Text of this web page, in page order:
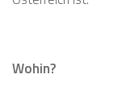
Wohin?